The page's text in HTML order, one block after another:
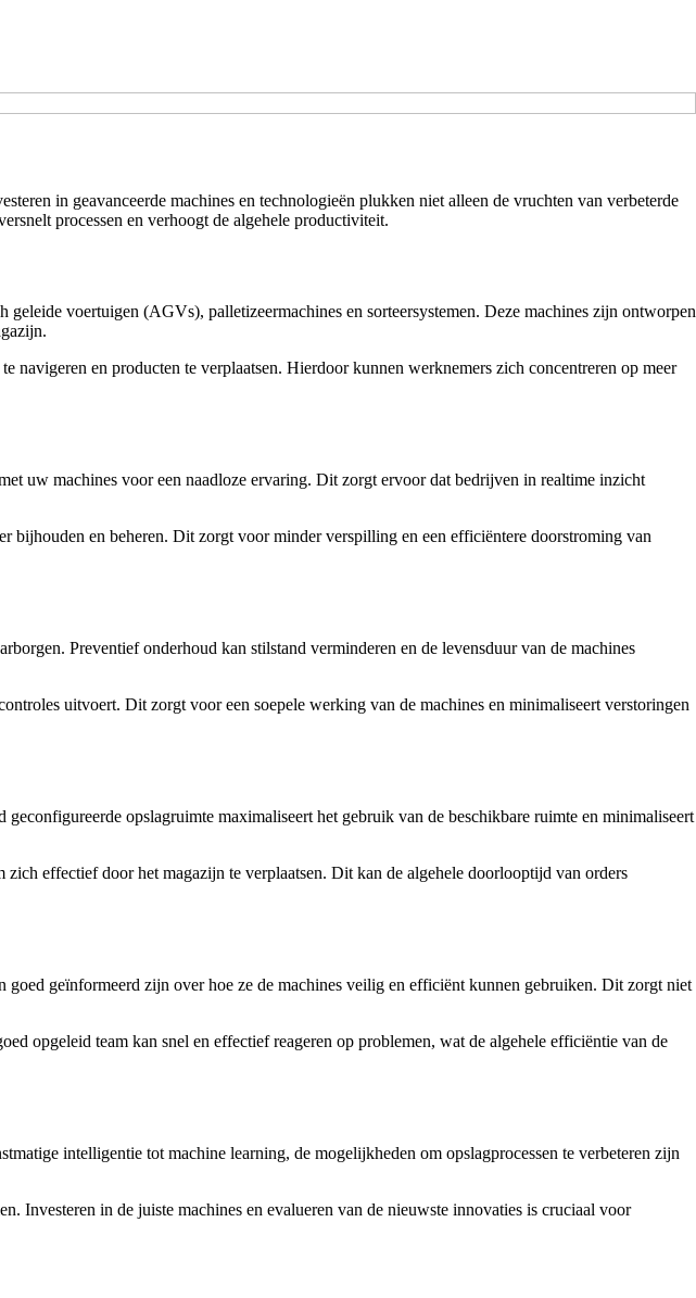
in geavanceerde machines en technologieën plukken niet alleen de vruchten van verbeterde
processen en verhoogt de algehele productiviteit.
voertuigen (AGVs), palletizeermachines en sorteersystemen. Deze machines zijn ontworpen
en producten te verplaatsen. Hierdoor kunnen werknemers zich concentreren op meer
uw machines voor een naadloze ervaring. Dit zorgt ervoor dat bedrijven in realtime inzicht
en beheren. Dit zorgt voor minder verspilling en een efficiëntere doorstroming van
Preventief onderhoud kan stilstand verminderen en de levensduur van de machines
uitvoert. Dit zorgt voor een soepele werking van de machines en minimaliseert verstoringen
opslagruimte maximaliseert het gebruik van de beschikbare ruimte en minimaliseert
effectief door het magazijn te verplaatsen. Dit kan de algehele doorlooptijd van orders
goed geïnformeerd zijn over hoe ze de machines veilig en efficiënt kunnen gebruiken. Dit zorgt niet
opgeleid team kan snel en effectief reageren op problemen, wat de algehele efficiëntie van de
intelligentie tot machine learning, de mogelijkheden om opslagprocessen te verbeteren zijn
Investeren in de juiste machines en evalueren van de nieuwste innovaties is cruciaal voor